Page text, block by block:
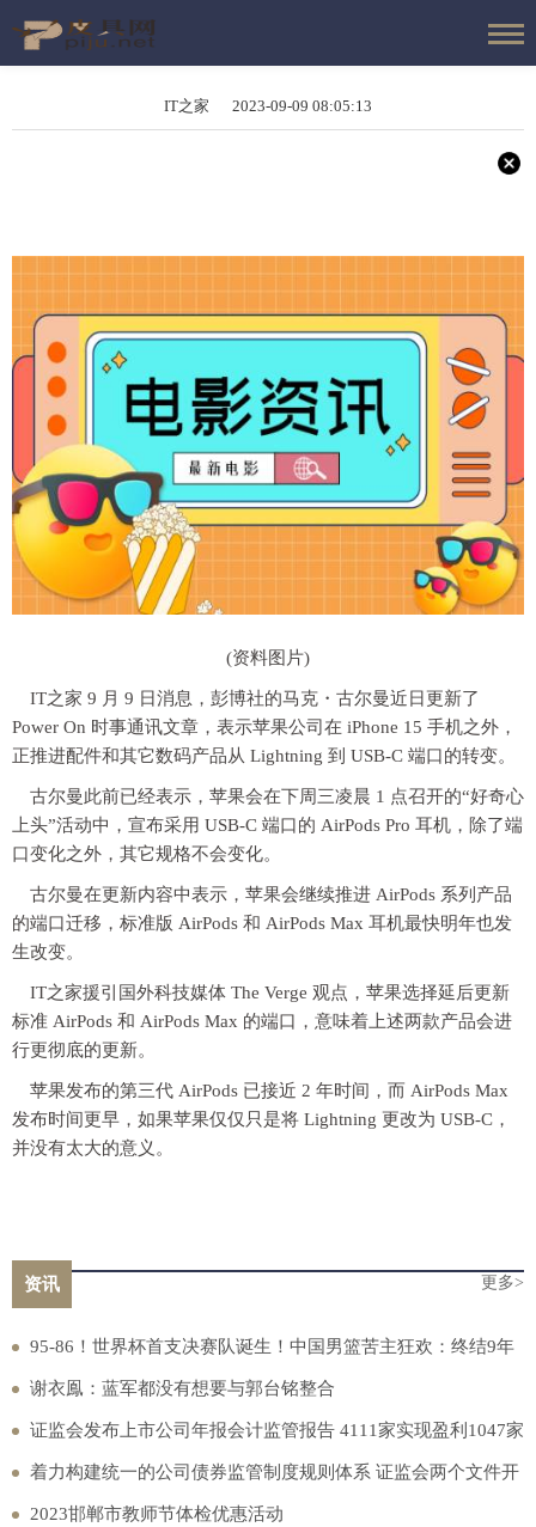
IT之家 2023-09-09 08:05:13
(资料图片)
IT之家 9 月 9 日消息，彭博社的马克・古尔曼近日更新了
Power On 时事通讯文章，表示苹果公司在 iPhone 15 手机之外，
正推进配件和其它数码产品从 Lightning 到 USB-C 端口的转变。
古尔曼此前已经表示，苹果会在下周三凌晨 1 点召开的“好奇心
上头”活动中，宣布采用 USB-C 端口的 AirPods Pro 耳机，除了端
口变化之外，其它规格不会变化。
古尔曼在更新内容中表示，苹果会继续推进 AirPods 系列产品
的端口迁移，标准版 AirPods 和 AirPods Max 耳机最快明年也发
生改变。
IT之家援引国外科技媒体 The Verge 观点，苹果选择延后更新
标准 AirPods 和 AirPods Max 的端口， 意味着上述两款产品会进
行更彻底的更新。
苹果发布的第三代 AirPods 已接近 2 年时间，而 AirPods Max
发布时间更早，如果苹果仅仅只是将 Lightning 更改为 USB-C，
并没有太大的意义。
资讯 更多>
95-86！世界杯首支决赛队诞生！中国男篮苦主狂欢：终结9年
的等待
谢衣鳯：蓝军都没有想要与郭台铭整合
证监会发布上市公司年报会计监管报告 4111家实现盈利1047家
亏损
着力构建统一的公司债券监管制度规则体系 证监会两个文件开
始征求意见
2023邯郸市教师节体检优惠活动